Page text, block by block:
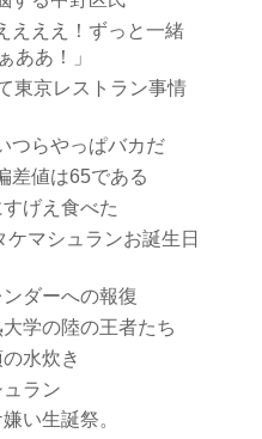
ええ！ずっと一緒
ああ！」
京レストラン事情
らやっぱバカだ
値は65である
げえ食べた
マシュランお誕生日
ダーへの報復
学の陸の王者たち
水炊き
ラン
い生誕祭。